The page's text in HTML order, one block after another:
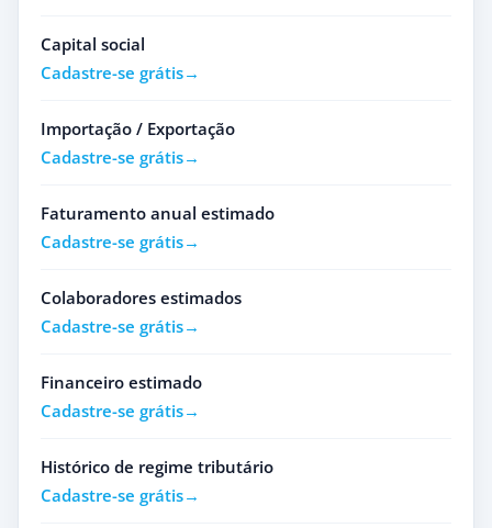
Capital social
Cadastre-se grátis
Importação / Exportação
Cadastre-se grátis
Faturamento anual estimado
Cadastre-se grátis
Colaboradores estimados
Cadastre-se grátis
Financeiro estimado
Cadastre-se grátis
Histórico de regime tributário
Cadastre-se grátis